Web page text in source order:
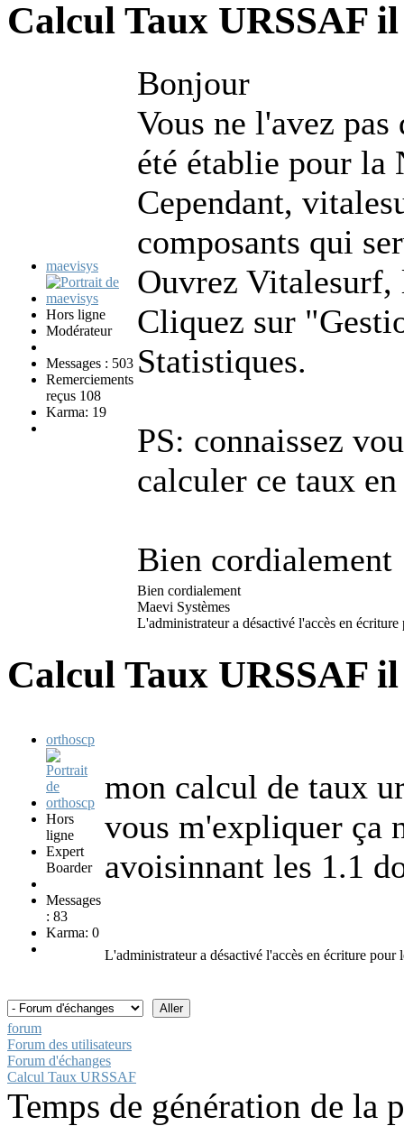
Calcul Taux URSSAF il
maevisys
Hors ligne
Modérateur
Messages : 503
Remerciements
reçus 108
Karma: 19
Bonjour
Vous ne l'avez
été établie pour la
Cependant,
composants qui
Ouvrez Vitalesurf,
Cliquez sur
Statistiques.
PS: connaissez
calculer ce taux
Bien cordialement
Bien cordialement
Maevi Systèmes
L'administrateur a désactivé l'accès en
Calcul Taux URSSAF il
orthoscp
Hors
ligne
Expert
Boarder
Messages
: 83
Karma: 0
mon calcul de taux
vous m'expliquer ça
avoisinnant les 1.1
L'administrateur a désactivé l'accès en écriture pour
forum
Forum des utilisateurs
Forum d'échanges
Calcul Taux URSSAF
Temps de génération de la